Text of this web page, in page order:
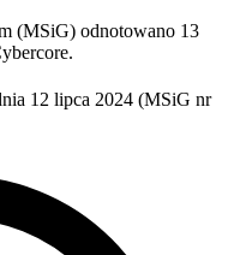
(MSiG) odnotowano 13
12 lipca 2024 (MSiG nr